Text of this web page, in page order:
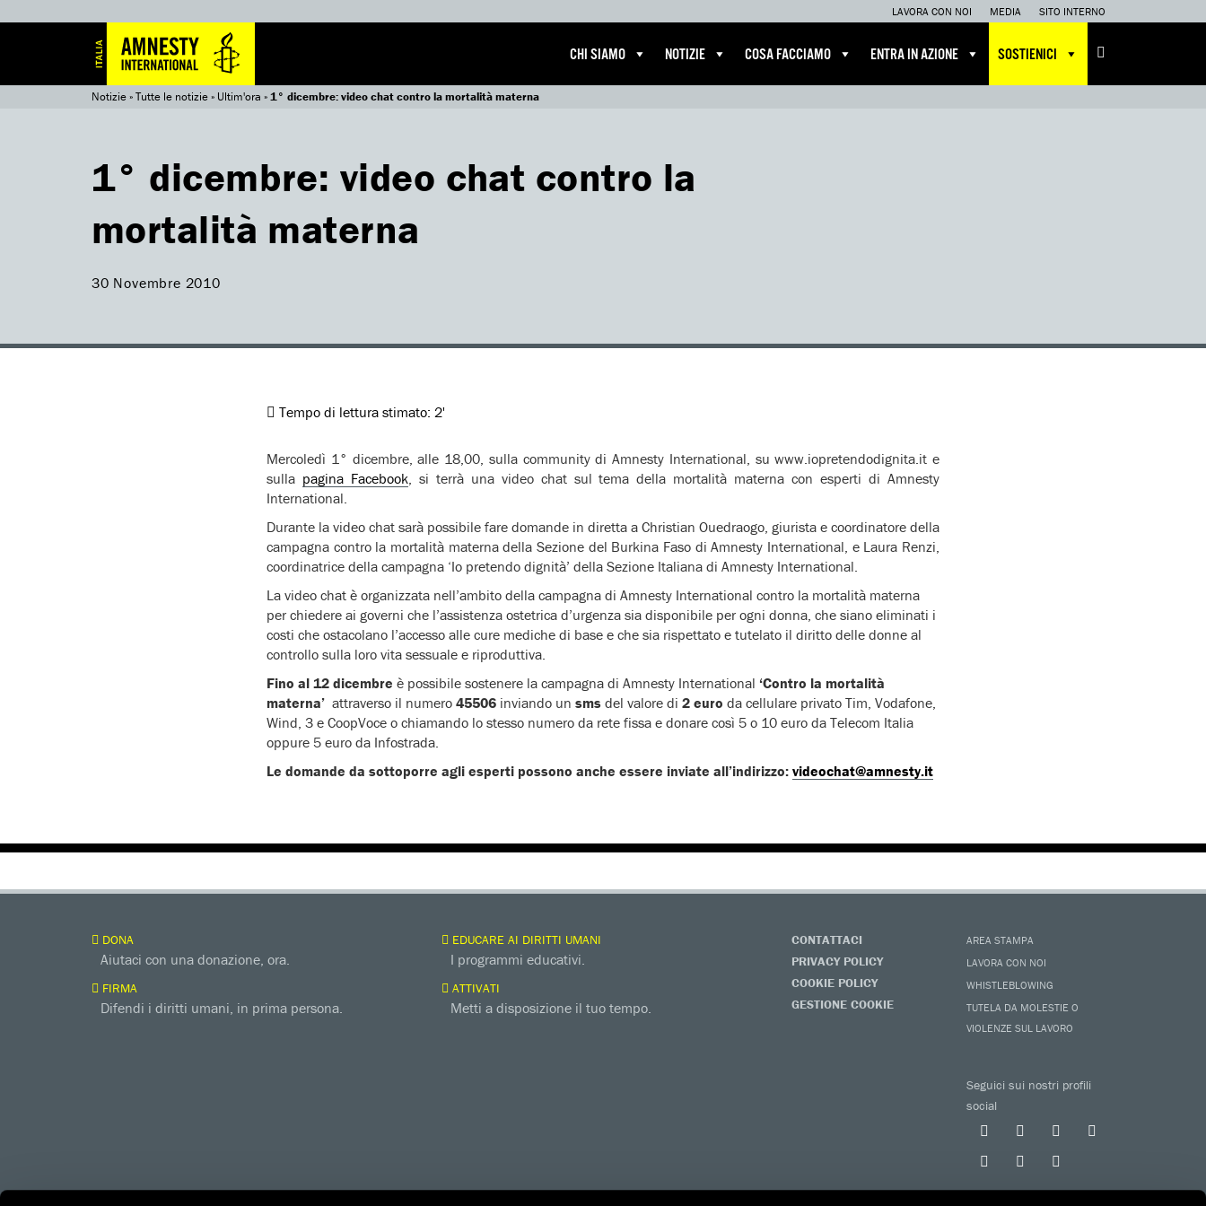
LAVORA CON NOI MEDIA SITO INTERNO
CHI SIAMO NOTIZIE COSA FACCIAMO ENTRA IN AZIONE SOSTIENICI
Notizie»Tutte le notizie» Ultim'ora »1° dicembre: video chat contro la mortalità materna
1° dicembre: video chat contro la
mortalità materna
30 Novembre 2010
Tempo di lettura stimato: 2'
Mercoledì 1° dicembre, alle 18,00, sulla community di Amnesty International, su www.iopretendodignita.it e
sulla pagina Facebook, si terrà una video chat sul tema della mortalità materna con esperti di Amnesty
International.
Durante la video chat sarà possibile fare domande in diretta a Christian Ouedraogo, giurista e coordinatore della
campagna contro la mortalità materna della Sezione del Burkina Faso di Amnesty International, e Laura Renzi,
coordinatrice della campagna ‘Io pretendo dignità’ della Sezione Italiana di Amnesty International.
La video chat è organizzata nell’ambito della campagna di Amnesty International contro la mortalità materna
per chiedere ai governi che l’assistenza ostetrica d’urgenza sia disponibile per ogni donna, che siano eliminati i
costi che ostacolano l’accesso alle cure mediche di base e che sia rispettato e tutelato il diritto delle donne al
controllo sulla loro vita sessuale e riproduttiva.
Fino al 12 dicembre è possibile sostenere la campagna di Amnesty International ‘Contro la mortalità
materna’ attraverso il numero 45506 inviando un sms del valore di 2 euro da cellulare privato Tim, Vodafone,
Wind, 3 e CoopVoce o chiamando lo stesso numero da rete fissa e donare così 5 o 10 euro da Telecom Italia
oppure 5 euro da Infostrada.
Le domande da sottoporre agli esperti possono anche essere inviate all’indirizzo: videochat@amnesty.it
DONA
Aiutaci con una donazione, ora.
FIRMA
Difendi i diritti umani, in prima persona.
EDUCARE AI DIRITTI UMANI
I programmi educativi.
ATTIVATI
Metti a disposizione il tuo tempo.
CONTATTACI
PRIVACY POLICY
COOKIE POLICY
GESTIONE COOKIE
AREA STAMPA
LAVORA CON NOI
WHISTLEBLOWING
TUTELA DA MOLESTIE O
VIOLENZE SUL LAVORO
Seguici sui nostri profili
social